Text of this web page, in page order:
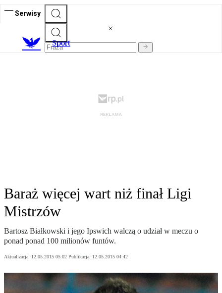
Serwisy
Sport
Baraż więcej wart niż finał Ligi
Mistrzów
Bartosz Białkowski i jego Ipswich walczą o udział w meczu o
ponad ponad 100 milionów funtów.
Aktualizacja: 12.05.2015 05:02 Publikacja: 12.05.2015 04:42